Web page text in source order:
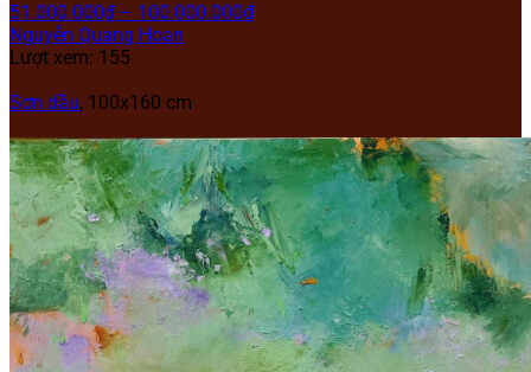
51.000.000₫ – 100.000.000₫
Nguyễn Quang Hoan
Lượt xem: 155
Sơn dầu, 100x160 cm